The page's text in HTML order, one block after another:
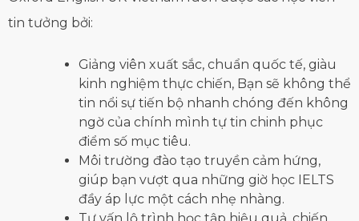
tin tưởng bởi:
Giảng viên xuất sắc, chuẩn quốc tế, giàu
kinh nghiệm thực chiến, Bạn sẽ không thể
tin nổi sự tiến bộ nhanh chóng đến không
ngờ của chính mình tự tin chinh phục
điểm số mục tiêu.
Môi trường đào tạo truyền cảm hứng,
giúp bạn vượt qua những giờ học IELTS
đầy áp lực một cách nhẹ nhàng.